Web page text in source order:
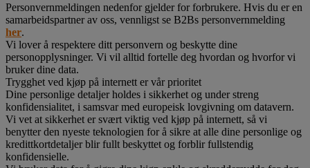
Personvernmeldingen nedenfor gjelder for forbrukere. Hvis du er en
samarbeidspartner av oss, vennligst se B2Bs personvernmelding
her.
Vi lover å respektere ditt personvern og beskytte dine
personopplysninger. Vi vil alltid fortelle deg hvordan og hvorfor vi
bruker dine data.
Trygghet ved kjøp på internett er vår prioritet
Dine personlige detaljer holdes i sikkerhet og under streng
konfidensialitet, i samsvar med europeisk lovgivning om datavern.
Vi vet at sikkerhet er svært viktig ved kjøp på internett, så vi
benytter den nyeste teknologien for å sikre at alle dine personlige og
kredittkortdetaljer blir fullt beskyttet og forblir fullstendig
konfidensielle.